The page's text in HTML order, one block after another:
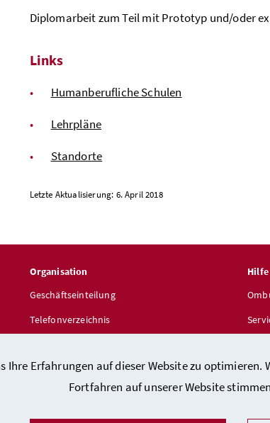
Ihre Erfahrungen auf dieser Website zu
Fortfahren auf unserer Website
Diplomarbeit zum Teil mit Prototyp und/oder
Links
Humanberufliche Schulen
Lehrpläne
Standorte
Letzte Aktualisierung: 6. April 2018
Organisation
Geschäftseinteilung
Telefonverzeichnis
Hilfe